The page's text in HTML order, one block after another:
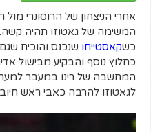
המשימה של גאטוזו תהיה קשה.
כשקאסטייחו שנכנס והוכיח
כחלוץ נוסף והבקיע מבישול
המחשבה של רינו במעבר
לגאטוזו להרבה כאבי ראש